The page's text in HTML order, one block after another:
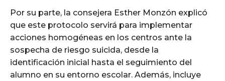
Por su parte, la consejera Esther Monzón explicó
que este protocolo servirá para implementar
acciones homogéneas en los centros ante la
sospecha de riesgo suicida, desde la
identificación inicial hasta el seguimiento del
alumno en su entorno escolar. Además, incluye